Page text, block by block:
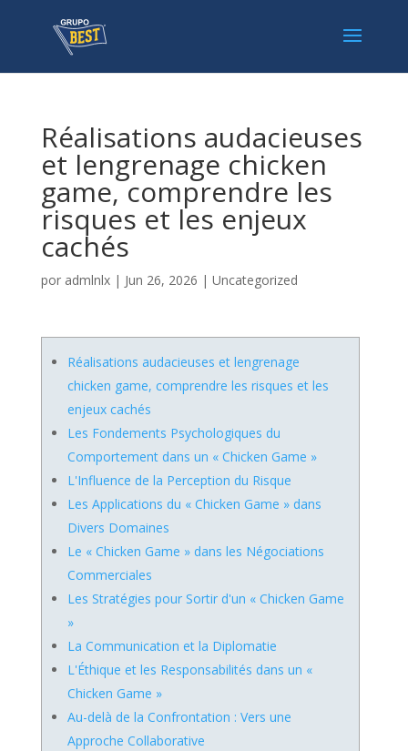
Réalisations audacieuses
et lengrenage chicken
game, comprendre les
risques et les enjeux
cachés
por admlnlx| Jun 26, 2026 | Uncategorized
Réalisations audacieuses et lengrenage
chicken game, comprendre les risques et les
enjeux cachés
Les Fondements Psychologiques du
Comportement dans un « Chicken Game »
L'Influence de la Perception du Risque
Les Applications du « Chicken Game » dans
Divers Domaines
Le « Chicken Game » dans les Négociations
Commerciales
Les Stratégies pour Sortir d'un « Chicken Game
»
La Communication et la Diplomatie
L'Éthique et les Responsabilités dans un «
Chicken Game »
Au-delà de la Confrontation : Vers une
Approche Collaborative